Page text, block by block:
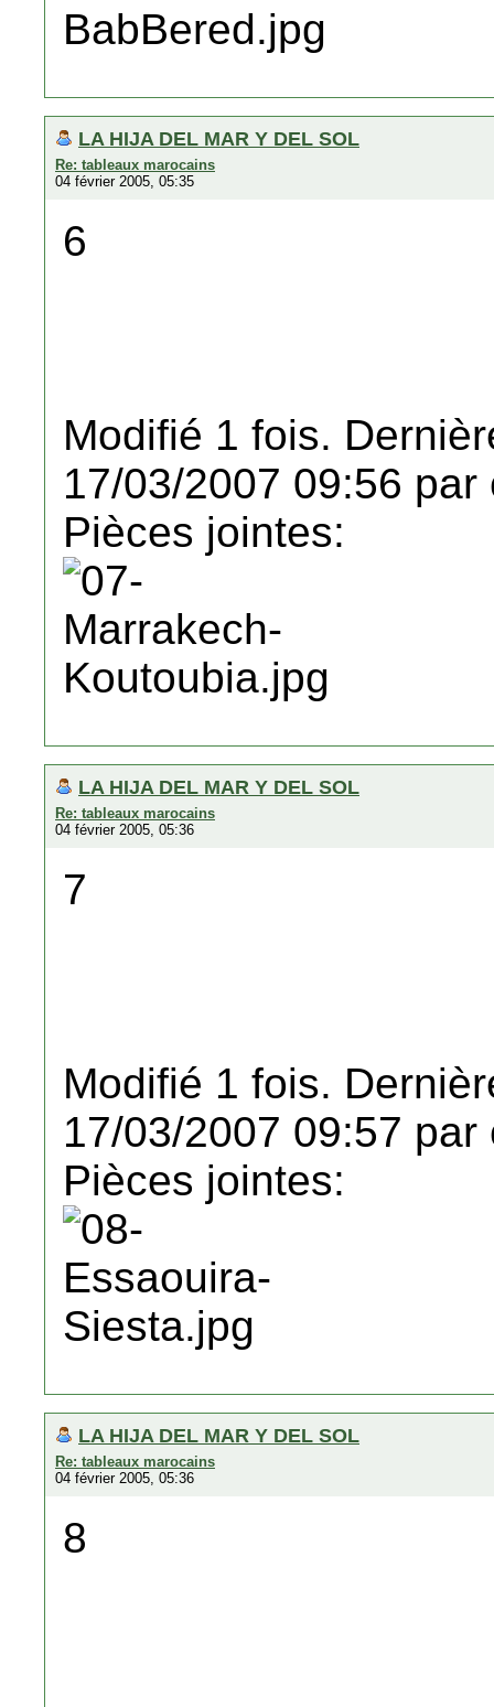
LA HIJA DEL MAR Y DEL SOL
Re: tableaux marocains
04 février 2005, 05:35
6
Modifié 1 fois.
17/03/2007 09:56 par
Pièces jointes:
LA HIJA DEL MAR Y DEL SOL
Re: tableaux marocains
04 février 2005, 05:36
7
Modifié 1 fois.
17/03/2007 09:57 par
Pièces jointes:
LA HIJA DEL MAR Y DEL SOL
Re: tableaux marocains
04 février 2005, 05:36
8